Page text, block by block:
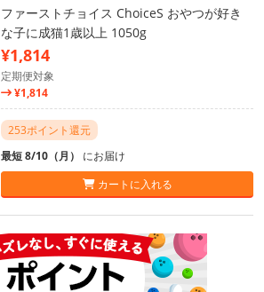
ファーストチョイス ChoiceS おやつが好き
な子に成猫1歳以上 1050g
¥1,814
定期便対象
¥1,814
253ポイント還元
最短 8/10（月） にお届け
カートに入れる